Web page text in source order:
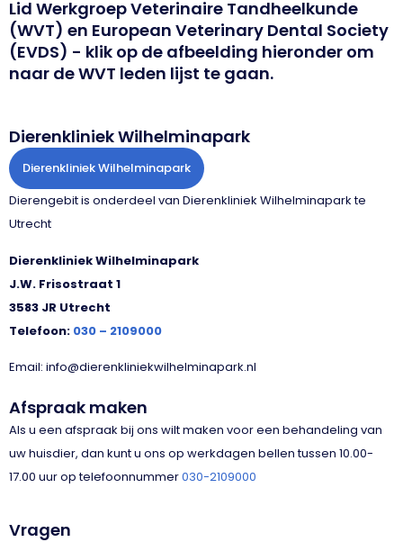
Lid Werkgroep Veterinaire Tandheelkunde
(WVT) en European Veterinary Dental Society
(EVDS) - klik op de afbeelding hieronder om
naar de WVT leden lijst te gaan.
Dierenkliniek Wilhelminapark
Dierenkliniek Wilhelminapark
Dierengebit is onderdeel van Dierenkliniek Wilhelminapark te
Utrecht
Dierenkliniek Wilhelminapark
J.W. Frisostraat 1
3583 JR Utrecht
Telefoon: 030 – 2109000
Email: info@dierenkliniekwilhelminapark.nl
Afspraak maken
Als u een afspraak bij ons wilt maken voor een behandeling van
uw huisdier, dan kunt u ons op werkdagen bellen tussen 10.00-
17.00 uur op telefoonnummer030-2109000
Vragen